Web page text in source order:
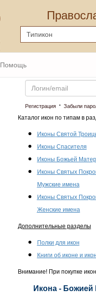
Помощь
Email
Регистрация· Забыли
Каталог икон по типам в
Иконы Святой
Иконы Спасителя
Иконы Божьей
Иконы Святых
Мужские имена
Иконы Святых
Женские имена
Дополнительные разделы
Полки для икон
Книги об иконе и
Внимание! При покупке
Икона - Божией